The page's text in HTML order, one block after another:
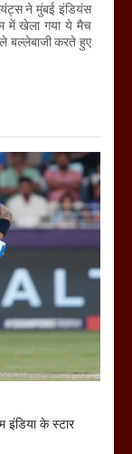
ने मुंबई इंडियंस
में खेला गया ये मैच
बल्लेबाजी करते हुए
इंडिया के स्टार